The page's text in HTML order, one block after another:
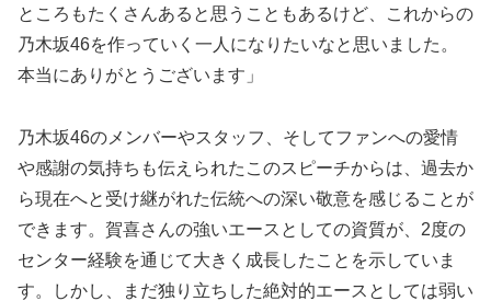
ところもたくさんあると思うこともあるけど、これからの
乃木坂46を作っていく一人になりたいなと思いました。
本当にありがとうございます」
乃木坂46のメンバーやスタッフ、そしてファンへの愛情
や感謝の気持ちも伝えられたこのスピーチからは、過去か
ら現在へと受け継がれた伝統への深い敬意を感じることが
できます。賀喜さんの強いエースとしての資質が、2度の
センター経験を通じて大きく成長したことを示していま
す。しかし、まだ独り立ちした絶対的エースとしては弱い